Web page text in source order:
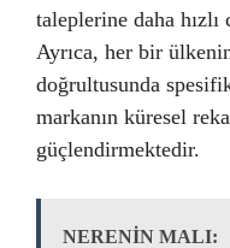
taleplerine daha hızlı
Ayrıca, her bir
doğrultusunda
markanın küresel
güçlendirmektedir.
NERENİN MALI: